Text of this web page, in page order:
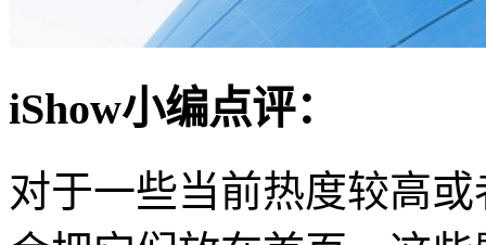
iShow小编点评：
对于一些当前热度较高